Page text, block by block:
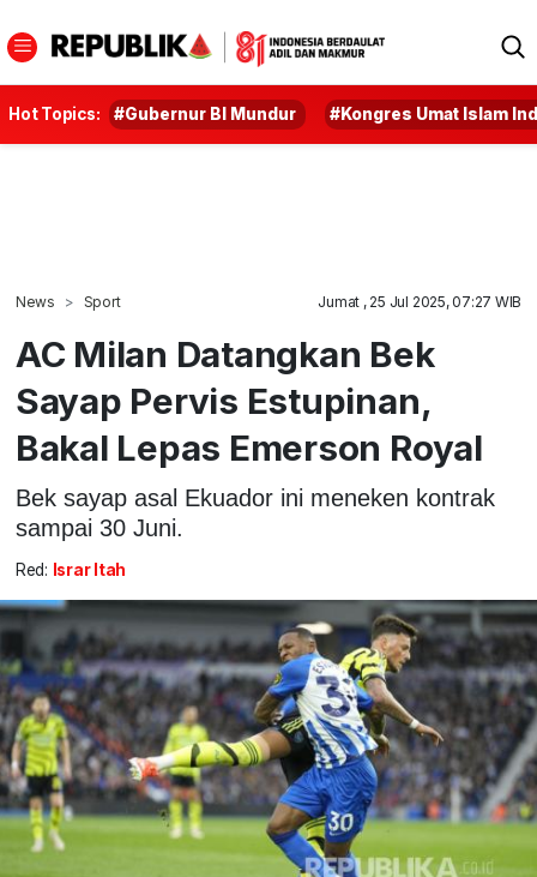
Hot Topics: #Gubernur BI Mundur #Kongres Umat Islam
News Sport Jumat , 25 Jul 2025, 07:27 WIB
AC Milan Datangkan Bek
Sayap Pervis Estupinan,
Bakal Lepas Emerson Royal
Bek sayap asal Ekuador ini meneken kontrak
sampai 30 Juni.
Red: Israr Itah